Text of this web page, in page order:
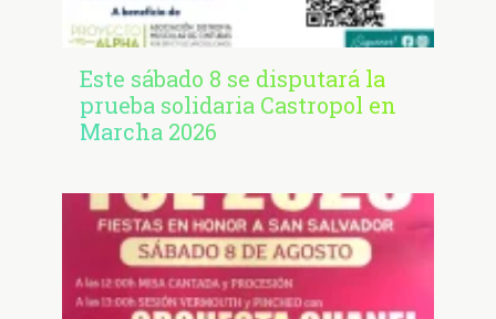
Este sábado 8 se disputará la
prueba solidaria Castropol en
Marcha 2026